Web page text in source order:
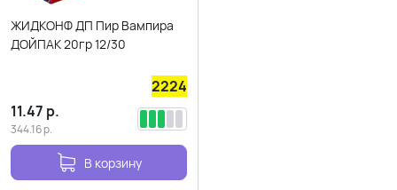
ЖИДКОНФ ДП Пир Вампира
ДОЙПАК 20гр 12/30
2224
11.47 р.
344.16р.
В корзину